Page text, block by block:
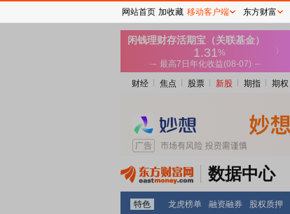
财经 焦点 股票 新股 期指 期权
数据中心
特色 龙虎榜单 融资融券 股权质押
网站首页 加收藏 移动客户端 东方财富